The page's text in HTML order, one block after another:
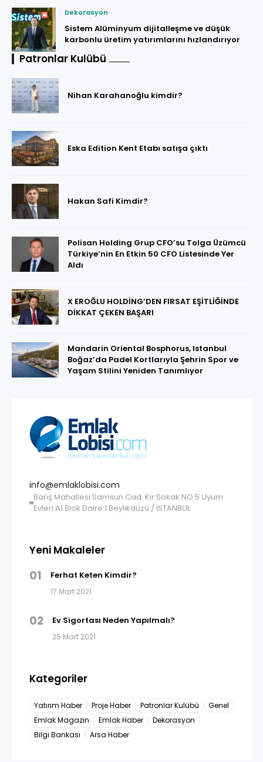
Dekorasyon
Sistem Alüminyum dijitalleşme ve düşük
karbonlu üretim yatırımlarını hızlandırıyor
Patronlar Kulübü
Nihan Karahanoğlu kimdir?
Eska Edition Kent Etabı satışa çıktı
Hakan Safi Kimdir?
Polisan Holding Grup CFO’su Tolga Üzümcü
Türkiye’nin En Etkin 50 CFO Listesinde Yer
Aldı
X EROĞLU HOLDİNG’DEN FIRSAT EŞİTLİĞİNDE
DİKKAT ÇEKEN BAŞARI
Mandarin Oriental Bosphorus, Istanbul
Boğaz’da Padel Kortlarıyla Şehrin Spor ve
Yaşam Stilini Yeniden Tanımlıyor
info@emlaklobisi.com
Barış Mahallesi Samsun Cad. Kır Sokak NO:5 Uyum
Evleri A1 Blok Daire:1 Beylikdüzü / İSTANBUL
Yeni Makaleler
01 Ferhat Keten Kimdir?
17 Mart 2021
02 Ev Sigortası Neden Yapılmalı?
25 Mart 2021
Kategoriler
Yatırım Haber Proje Haber Patronlar Kulübü
Genel
Emlak Magazin
Emlak Haber
Dekorasyon
Bilgi Bankası
Arsa Haber